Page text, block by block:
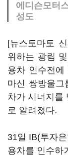
에디슨모터
성도
[뉴스토마토
위하는 광림
용차 인수전
마신 쌍방울
차가 시너지를
로 알려졌다.
31일 IB(투자
용차를 인수하